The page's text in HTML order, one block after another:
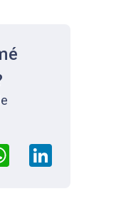
WhatsApp